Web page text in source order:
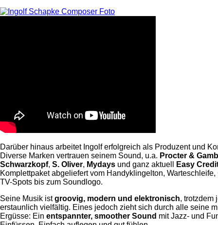
Darüber hinaus arbeitet Ingolf erfolgreich als Produzent und
Diverse Marken vertrauen seinem Sound, u.a. Procter &
Schwarzkopf, S. Oliver, Mydays und ganz aktuell
Easy
Komplettpaket abgeliefert vom Handyklingelton,
TV-Spots bis zum Soundlogo.
Seine Musik istgroovig, modern und elektronisch, trotzdem
erstaunlich vielfältig. Eines jedoch zieht sich durch alle seine
Ergüsse: Ein entspannter, smoother Sound mit Jazz- und